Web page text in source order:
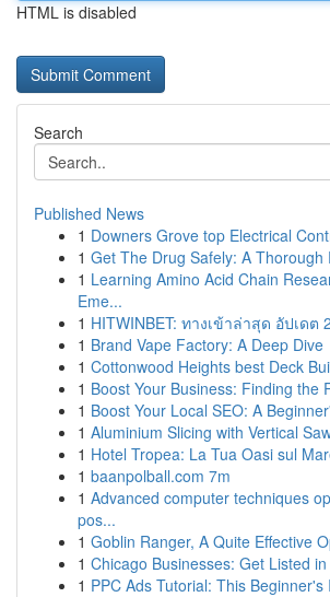
HTML is disabled
Search
Published News
1 Downers Grove top Electrical
1 Get The Drug Safely: A Thorough
1 Learning Amino Acid Chain
Eme...
1 HITWINBET: ทางเข้าล่าสุด อัปเดต
1 Brand Vape Factory: A Deep Dive
1 Cottonwood Heights best Deck
1 Boost Your Business: Finding the
1 Boost Your Local SEO: A
1 Aluminium Slicing with Vertical
1 Hotel Tropea: La Tua Oasi sul
1 baanpolball.com 7m
1 Advanced computer techniques
pos...
1 Goblin Ranger, A Quite Effective
1 Chicago Businesses: Get Listed
1 PPC Ads Tutorial: This Beginner's